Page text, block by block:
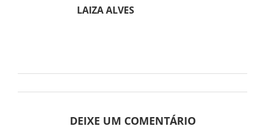
LAIZA ALVES
DEIXE UM COMENTÁRIO